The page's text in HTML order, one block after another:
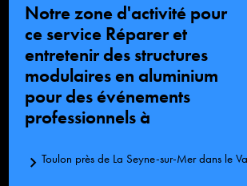
Notre zone d'activité pour
ce service Réparer et
entretenir des structures
modulaires en aluminium
pour des événements
professionnels à
Toulon près de La Seyne-sur-Mer dans le